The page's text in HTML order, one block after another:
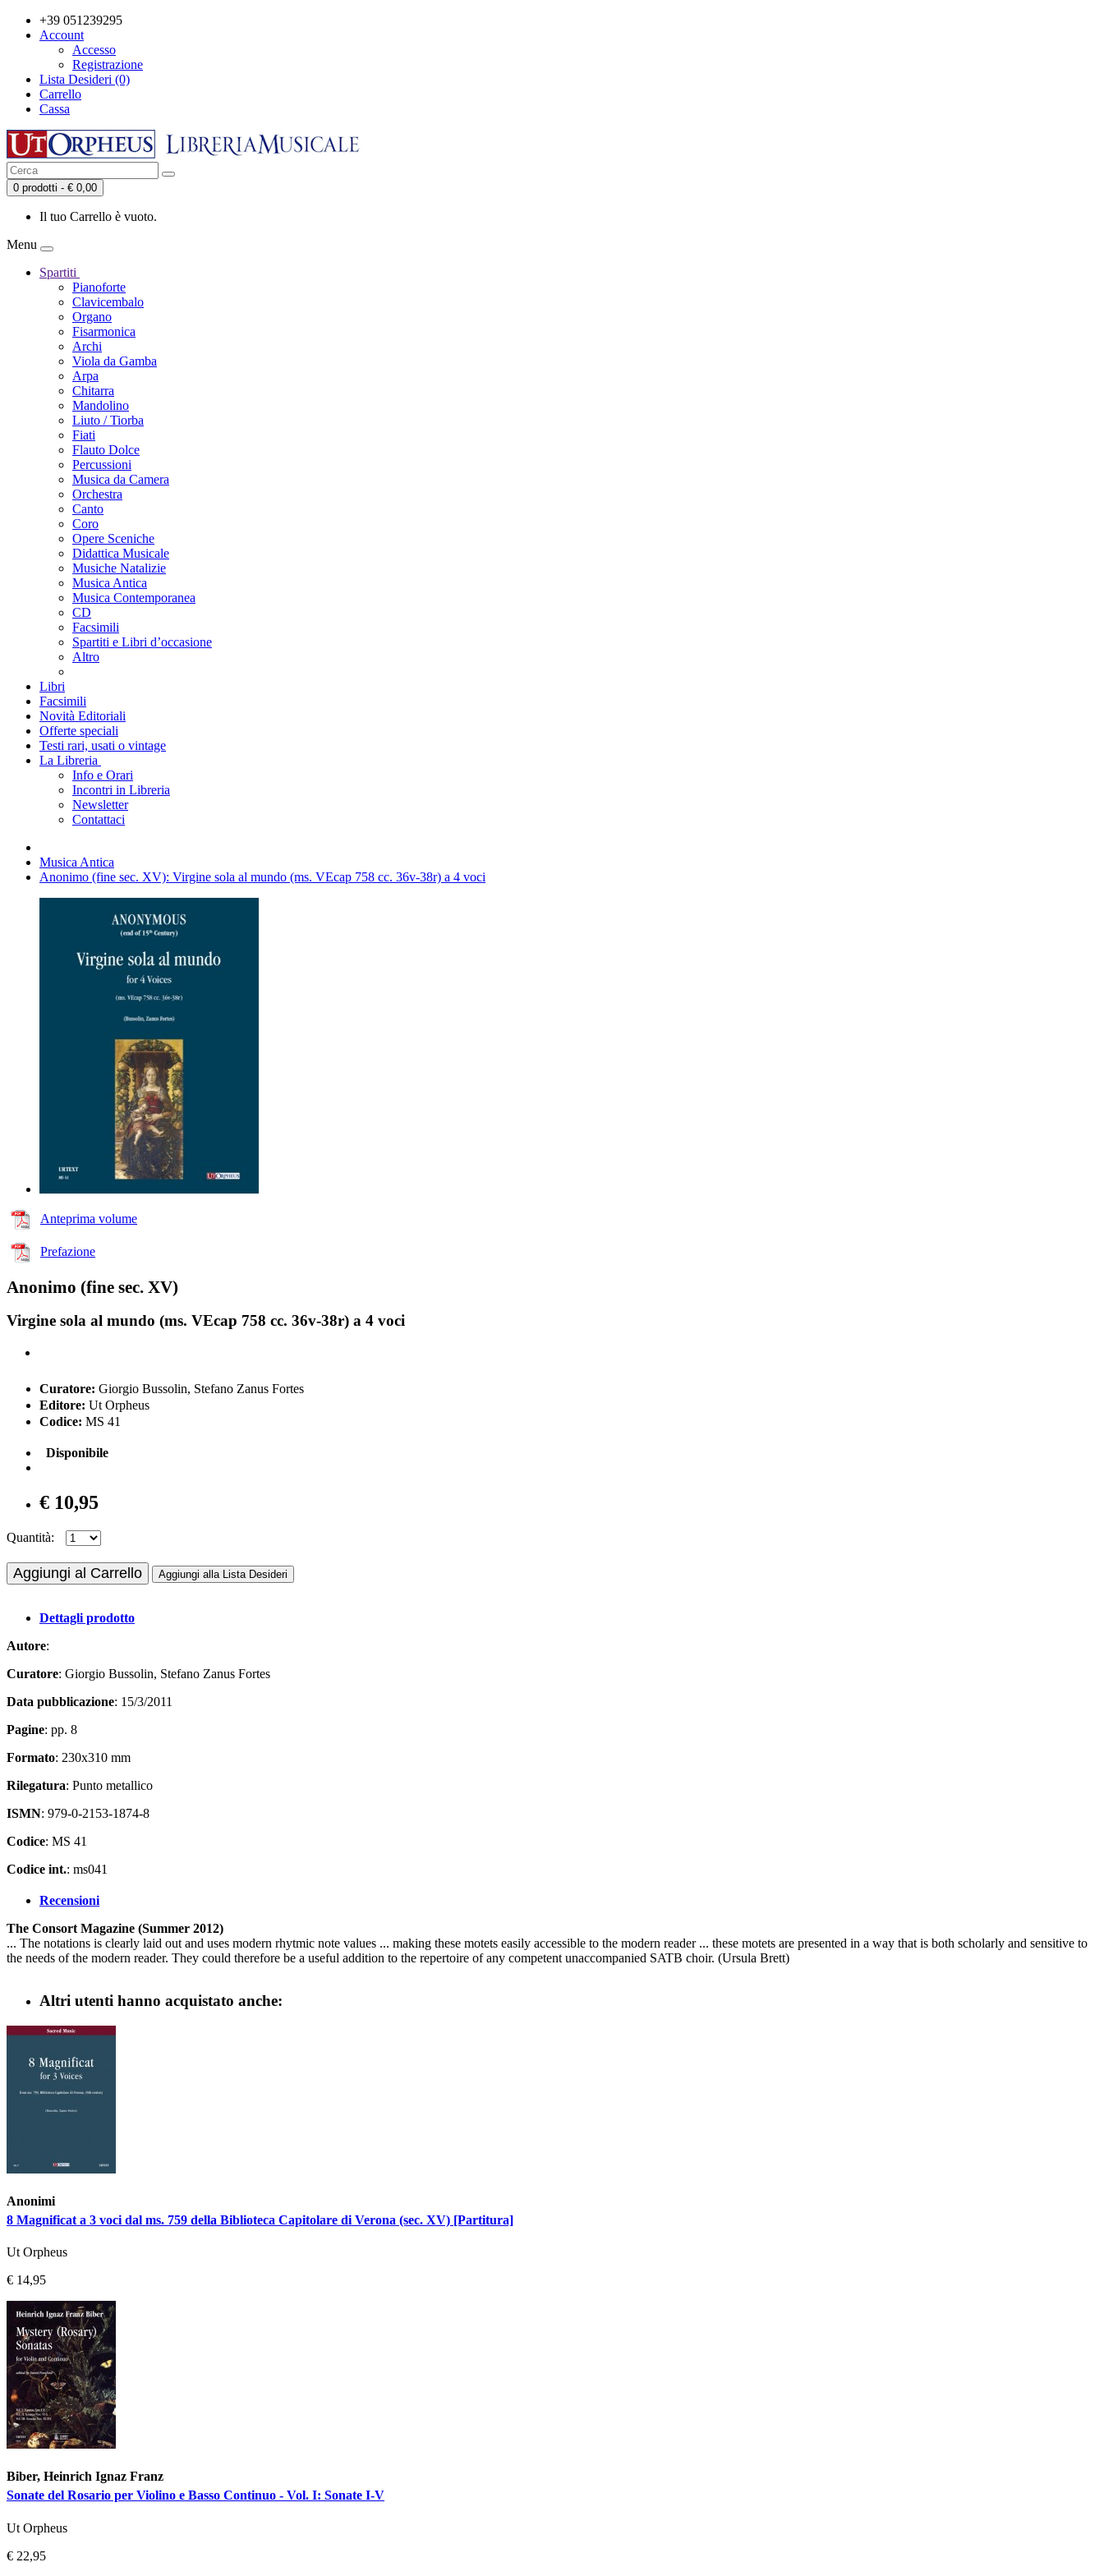
+39 051239295
Account
Accesso
Registrazione
Lista Desideri (0)
Carrello
Cassa
0 prodotti - € 0,00
Il tuo Carrello è vuoto.
Menu
Spartiti
Pianoforte
Clavicembalo
Organo
Fisarmonica
Archi
Viola da Gamba
Arpa
Chitarra
Mandolino
Liuto / Tiorba
Fiati
Flauto Dolce
Percussioni
Musica da Camera
Orchestra
Canto
Coro
Opere Sceniche
Didattica Musicale
Musiche Natalizie
Musica Antica
Musica Contemporanea
CD
Facsimili
Spartiti e Libri d’occasione
Altro
Libri
Facsimili
Novità Editoriali
Offerte speciali
Testi rari, usati o vintage
La Libreria
Info e Orari
Incontri in Libreria
Newsletter
Contattaci
Musica Antica
Anonimo (fine sec. XV): Virgine sola al mundo (ms. VEcap 758 cc. 36v-38r) a 4 voci
Anteprima volume
Prefazione
Anonimo (fine sec. XV)
Virgine sola al mundo (ms. VEcap 758 cc. 36v-38r) a 4 voci
Curatore: Giorgio Bussolin, Stefano Zanus Fortes
Editore: Ut Orpheus
Codice: MS 41
Disponibile
€ 10,95
Quantità:
Aggiungi al Carrello Aggiungi alla Lista Desideri
Dettagli prodotto
Autore:
Curatore: Giorgio Bussolin, Stefano Zanus Fortes
Data pubblicazione: 15/3/2011
Pagine: pp. 8
Formato: 230x310 mm
Rilegatura: Punto metallico
ISMN: 979-0-2153-1874-8
Codice: MS 41
Codice int.: ms041
Recensioni
The Consort Magazine (Summer 2012)
... The notations is clearly laid out and uses modern rhytmic note values ... making these motets easily accessible to the modern reader ... these motets are presented in a way that is both scholarly and sensitive to
the needs of the modern reader. They could therefore be a useful addition to the repertoire of any competent unaccompanied SATB choir. (Ursula Brett)
Altri utenti hanno acquistato anche:
Anonimi
8 Magnificat a 3 voci dal ms. 759 della Biblioteca Capitolare di Verona (sec. XV) [Partitura]
Ut Orpheus
€ 14,95
Biber, Heinrich Ignaz Franz
Sonate del Rosario per Violino e Basso Continuo - Vol. I: Sonate I-V
Ut Orpheus
€ 22,95